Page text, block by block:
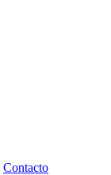
Contacto